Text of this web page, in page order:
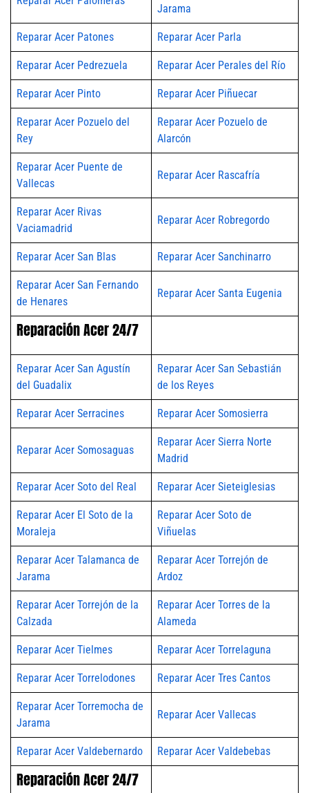
Jarama
Reparar Acer Patones Reparar Acer Parla
Reparar Acer Pedrezuela Reparar Acer Perales del Río
Reparar Acer Pinto Reparar Acer Piñuecar
Reparar Acer Pozuelo del
Rey
Reparar Acer Pozuelo de
Alarcón
Reparar Acer Puente de
Vallecas
Reparar Acer Rascafría
Reparar Acer Rivas
Vaciamadrid
Reparar Acer Robregordo
Reparar Acer San Blas Reparar Acer Sanchinarro
Reparar Acer San Fernando
de Henares
Reparar Acer Santa Eugenia
Reparación Acer 24/7
Reparar Acer San Agustín
del Guadalix
Reparar Acer San Sebastián
de los Reyes
Reparar Acer Serracines Reparar Acer Somosierra
Reparar Acer Somosaguas
Reparar Acer Sierra Norte
Madrid
Reparar Acer Soto del Real Reparar Acer Sieteiglesias
Reparar Acer El Soto de la
Moraleja
Reparar Acer Soto de
Viñuelas
Reparar Acer Talamanca de
Jarama
Reparar Acer Torrejón de
Ardoz
Reparar Acer Torrejón de la
Calzada
Reparar Acer Torres de la
Alameda
Reparar Acer Tielmes Reparar Acer Torrelaguna
Reparar Acer Torrelodones Reparar Acer Tres Cantos
Reparar Acer Torremocha de
Jarama
Reparar Acer Vallecas
Reparar Acer Valdebernardo Reparar Acer Valdebebas
Reparación Acer 24/7